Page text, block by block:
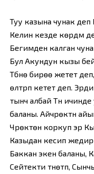
Туу казына чунак деп
Келин кезде көрдүм
Бегимден калган
Бул Акундун кызы
Түбүнө бирөө жетет
өлтүрүп кетет деп.
тынч албай Түн
баланы. Айчүрөктүн
Чүрөктөн коркуп эр
Казыдан кесип
Баккан экен баланы,
Сейтекти түнөтүп,